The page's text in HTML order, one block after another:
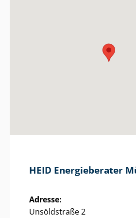
HEID Energieberater
Adresse:
Unsöldstraße 2